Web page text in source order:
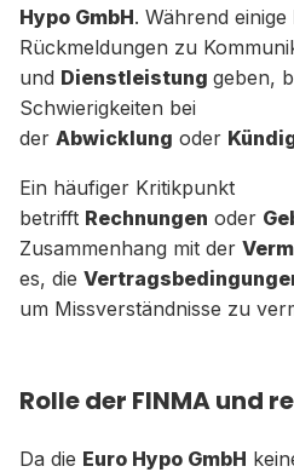
Hypo GmbH. Während einige
Rückmeldungen zu
und Dienstleistung geben,
Schwierigkeiten bei
der Abwicklung oder
Ein häufiger Kritikpunkt
betrifft Rechnungen oder
Zusammenhang mit der
es, die
um Missverständnisse zu
Rolle der FINMA und
Da die Euro Hypo GmbH